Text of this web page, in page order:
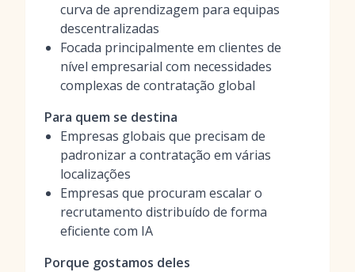
curva de aprendizagem para equipas
descentralizadas
Focada principalmente em clientes de
nível empresarial com necessidades
complexas de contratação global
Para quem se destina
Empresas globais que precisam de
padronizar a contratação em várias
localizações
Empresas que procuram escalar o
recrutamento distribuído de forma
eficiente com IA
Porque gostamos deles